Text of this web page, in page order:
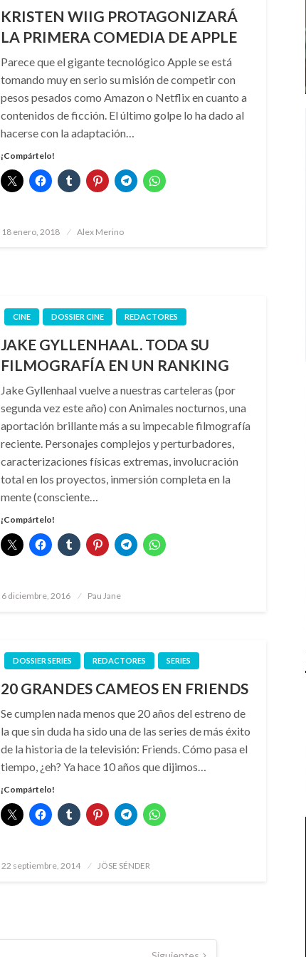
KRISTEN WIIG PROTAGONIZARÁ
LA PRIMERA COMEDIA DE APPLE
Parece que el gigante tecnológico Apple se está
tomando muy en serio su misión de competir con
pesos pesados como Amazon o Netflix en cuanto a
contenidos de ficción. El último golpe lo ha dado al
hacerse con la adaptación…
¡Compártelo!
Publicado
18 enero, 2018 Alex Merino
CINE DOSSIER CINE REDACTORES
JAKE GYLLENHAAL. TODA SU
FILMOGRAFÍA EN UN RANKING
Jake Gyllenhaal vuelve a nuestras carteleras (por
segunda vez este año) con Animales nocturnos, una
aportación brillante más a su impecable filmografía
reciente. Personajes complejos y perturbadores,
caracterizaciones físicas extremas, involucración
total en los proyectos, inmersión completa en la
mente (consciente…
¡Compártelo!
Publicado
6 diciembre, 2016 Pau Jane
DOSSIER SERIES REDACTORES SERIES
20 GRANDES CAMEOS EN FRIENDS
Se cumplen nada menos que 20 años del estreno de
la que sin duda ha sido una de las series de más éxito
de la historia de la televisión: Friends. Cómo pasa el
tiempo, ¿eh? Ya hace 10 años que dijimos…
¡Compártelo!
Publicado
22 septiembre, 2014 JÖSE SÉNDER